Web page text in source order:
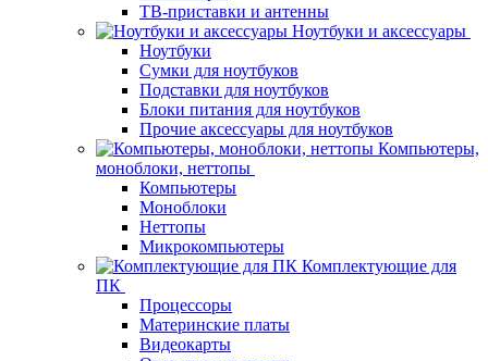
ТВ-приставки и антенны
Ноутбуки и аксессуары
Ноутбуки
Сумки для ноутбуков
Подставки для ноутбуков
Блоки питания для ноутбуков
Прочие аксессуары для ноутбуков
Компьютеры,
моноблоки, неттопы
Компьютеры
Моноблоки
Неттопы
Микрокомпьютеры
Комплектующие для
ПК
Процессоры
Материнские платы
Видеокарты